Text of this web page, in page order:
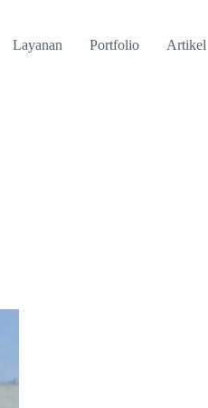
Layanan Portfolio Artikel